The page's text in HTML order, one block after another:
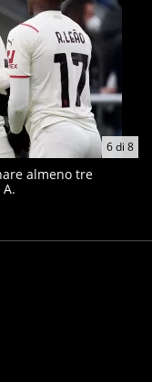
6di 8
almeno tre